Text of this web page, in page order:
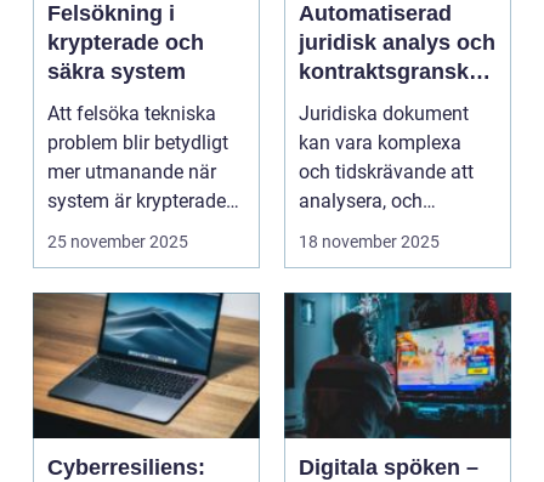
Felsökning i
krypterade och
säkra system
Att felsöka tekniska
problem blir betydligt
mer utmanande när
system är krypterade
oc...
25 november 2025
Automatiserad
juridisk analys och
kontraktsgranskni
ng
Juridiska dokument
kan vara komplexa
och tidskrävande att
analysera, och
felaktigheter eller mi...
18 november 2025
Cyberresiliens:
Digitala spöken –